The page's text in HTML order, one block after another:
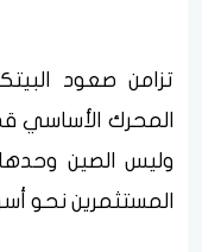
تزامن صعود
المحرك الأساسي
وليس الصين
المستثمرين نحو